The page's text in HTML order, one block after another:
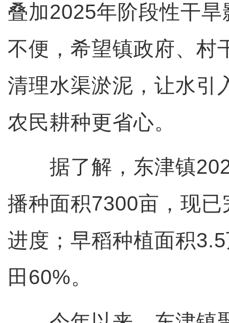
叠加2025年阶段性干
不便，希望镇政府、村
清理水渠淤泥，让水引
农民耕种更省心。
据了解，东津镇
播种面积7300亩，现
进度；早稻种植面积
田60%。